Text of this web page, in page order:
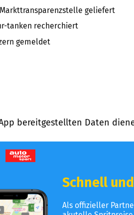
geliefert
tanken recherchiert
gemeldet
bereitgestellten Daten
Schnell
Als offizieller